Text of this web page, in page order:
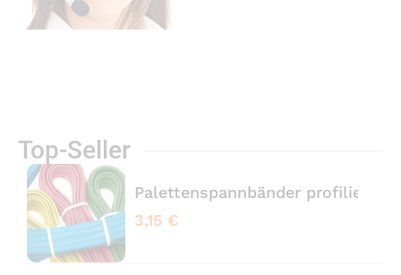
Top-Seller
Palettenspannbänder profiliert
3,15 €